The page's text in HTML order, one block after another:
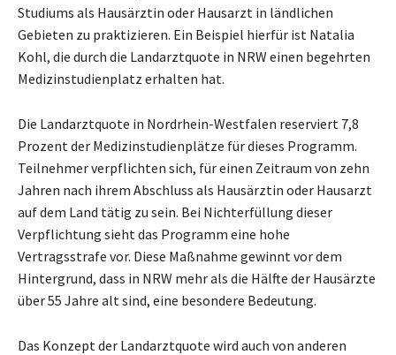
Studiums als Hausärztin oder Hausarzt in ländlichen
Gebieten zu praktizieren. Ein Beispiel hierfür ist Natalia
Kohl, die durch die Landarztquote in NRW einen begehrten
Medizinstudienplatz erhalten hat.
Die Landarztquote in Nordrhein-Westfalen reserviert 7,8
Prozent der Medizinstudienplätze für dieses Programm.
Teilnehmer verpflichten sich, für einen Zeitraum von zehn
Jahren nach ihrem Abschluss als Hausärztin oder Hausarzt
auf dem Land tätig zu sein. Bei Nichterfüllung dieser
Verpflichtung sieht das Programm eine hohe
Vertragsstrafe vor. Diese Maßnahme gewinnt vor dem
Hintergrund, dass in NRW mehr als die Hälfte der Hausärzte
über 55 Jahre alt sind, eine besondere Bedeutung.
Das Konzept der Landarztquote wird auch von anderen